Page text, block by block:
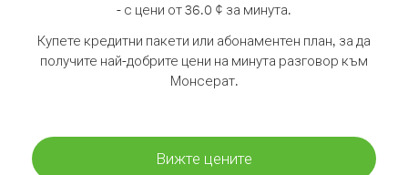
- с цени от 36.0 ¢ за минута.
Купете кредитни пакети или абонаментен план, за да
получите най-добрите цени на минута разговор към
Монсерат.
Вижте цените